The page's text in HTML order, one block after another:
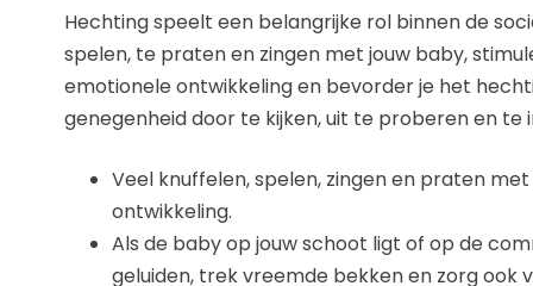
Hechting speelt een belangrijke rol binnen de
spelen, te praten en zingen met jouw baby,
emotionele ontwikkeling en bevorder je het
genegenheid door te kijken, uit te proberen en te
Veel knuffelen, spelen, zingen en praten
ontwikkeling.
Als de baby op jouw schoot ligt of op de
geluiden, trek vreemde bekken en zorg ook